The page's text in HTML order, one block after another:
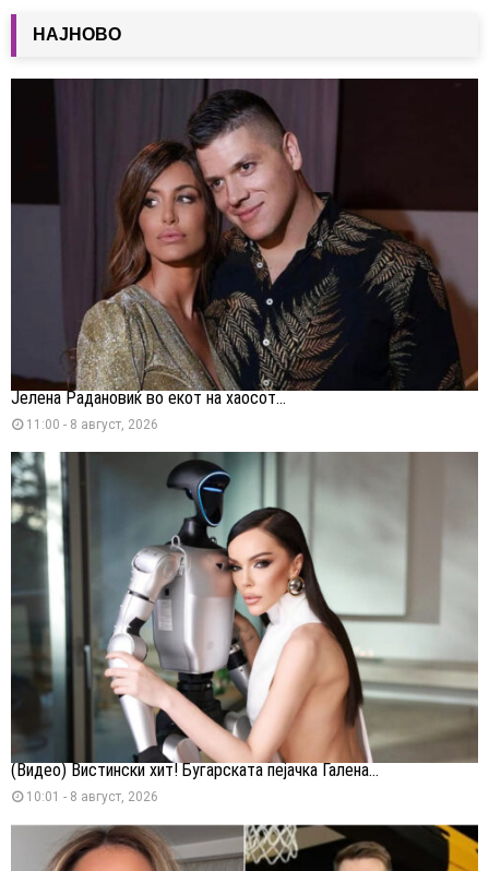
НАЈНОВО
Јелена Радановиќ во екот на хаосот...
11:00 - 8 август, 2026
(Видео) Вистински хит! Бугарската пејачка Галена...
10:01 - 8 август, 2026